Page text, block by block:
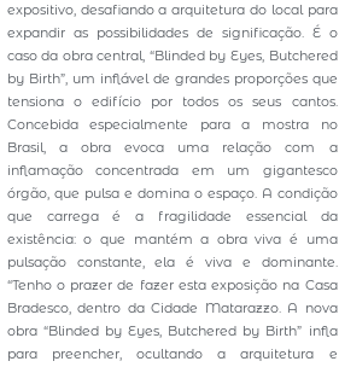
expositivo, desafiando a arquitetura do local para
expandir as possibilidades de significação. É o
caso da obra central, “Blinded by Eyes, Butchered
by Birth”, um inflável de grandes proporções que
tensiona o edifício por todos os seus cantos.
Concebida especialmente para a mostra no
Brasil, a obra evoca uma relação com a
inflamação concentrada em um gigantesco
órgão, que pulsa e domina o espaço. A condição
que carrega é a fragilidade essencial da
existência: o que mantém a obra viva é uma
pulsação constante, ela é viva e dominante.
“Tenho o prazer de fazer esta exposição na Casa
Bradesco, dentro da Cidade Matarazzo. A nova
obra “Blinded by Eyes, Butchered by Birth” infla
para preencher, ocultando a arquitetura e